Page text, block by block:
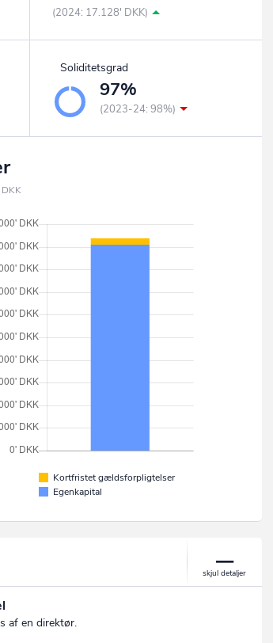
(2024: 17.128' DKK)
Soliditetsgrad
97%
(2023-24: 98%)
Kortfristet gældsforpligtelser
Egenkapital
af en direktør.